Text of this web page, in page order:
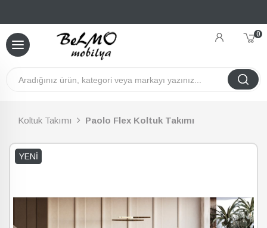
0
Koltuk Takımı Paolo Flex Koltuk Takımı
YENI